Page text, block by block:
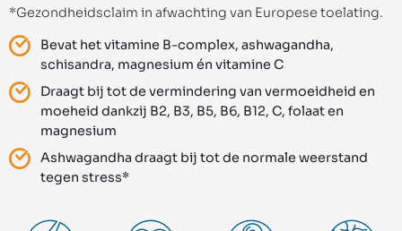
*Gezondheidsclaim in afwachting van Europese toelating.
Bevat het vitamine B-complex, ashwagandha,
schisandra, magnesium én vitamine C
Draagt bij tot de vermindering van vermoeidheid en
moeheid dankzij B2, B3, B5, B6, B12, C, folaat en
magnesium
Ashwagandha draagt bij tot de normale weerstand
tegen stress*